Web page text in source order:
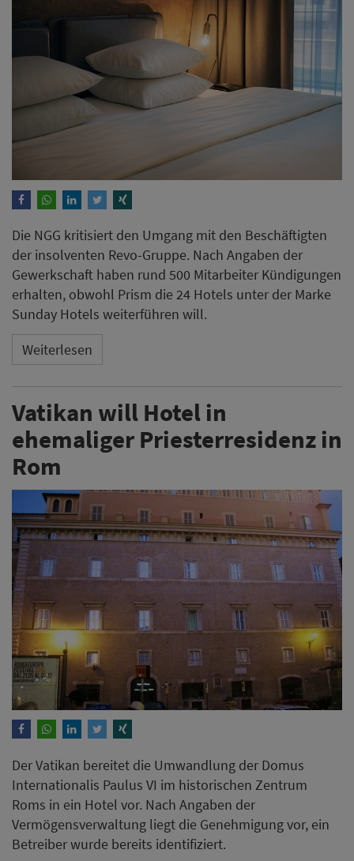
Die NGG kritisiert den Umgang mit den Beschäftigten
der insolventen Revo-Gruppe. Nach Angaben der
Gewerkschaft haben rund 500 Mitarbeiter Kündigungen
erhalten, obwohl Prism die 24 Hotels unter der Marke
Sunday Hotels weiterführen will.
Weiterlesen
Vatikan will Hotel in
ehemaliger Priesterresidenz in
Rom
Der Vatikan bereitet die Umwandlung der Domus
Internationalis Paulus VI im historischen Zentrum
Roms in ein Hotel vor. Nach Angaben der
Vermögensverwaltung liegt die Genehmigung vor, ein
Betreiber wurde bereits identifiziert.